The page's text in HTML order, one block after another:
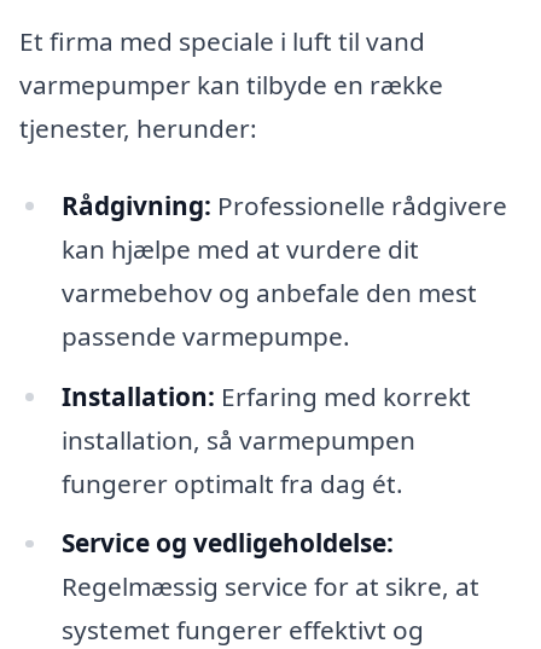
Et firma med speciale i luft til vand
varmepumper kan tilbyde en række
tjenester, herunder:
Rådgivning: Professionelle rådgivere
kan hjælpe med at vurdere dit
varmebehov og anbefale den mest
passende varmepumpe.
Installation: Erfaring med korrekt
installation, så varmepumpen
fungerer optimalt fra dag ét.
Service og vedligeholdelse:
Regelmæssig service for at sikre, at
systemet fungerer effektivt og